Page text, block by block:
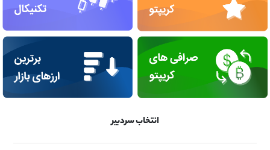
انتخاب سردبیر